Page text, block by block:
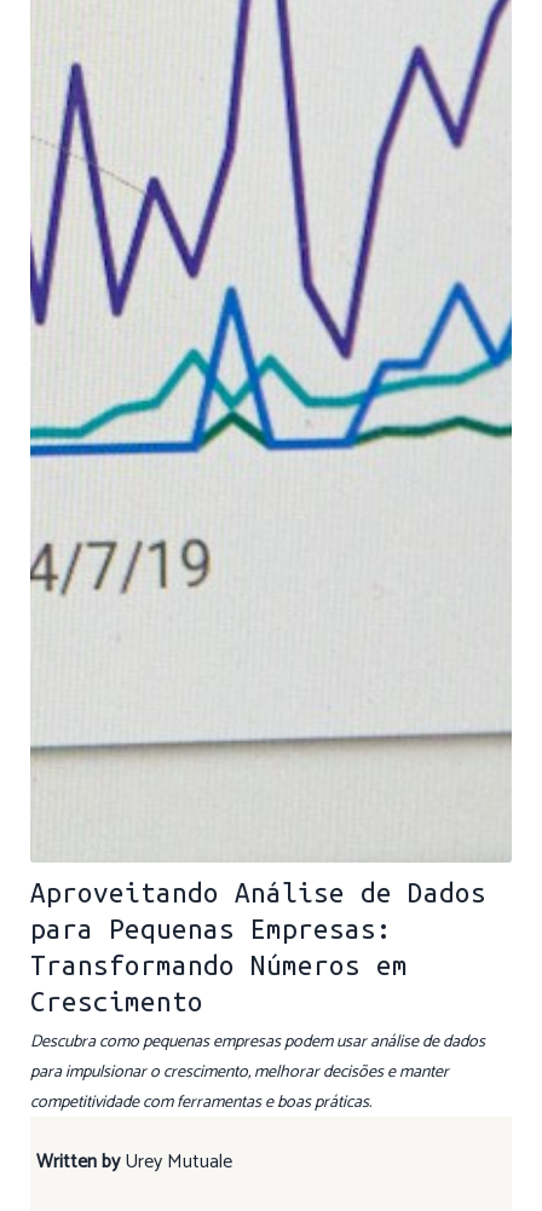
Aproveitando Análise de Dados
para Pequenas Empresas:
Transformando Números em
Crescimento
Descubra como pequenas empresas podem usar análise de dados
para impulsionar o crescimento, melhorar decisões e manter
competitividade com ferramentas e boas práticas.
Written byUrey Mutuale